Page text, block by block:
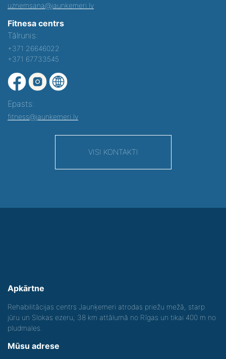
uznemsana@jaunkemeri.lv
Fitnesa centrs
Tālrunis:
+371 26646022
+371 67733545
Epasts:
fitness@jaunkemeri.lv
VISI KONTAKTI
Apkārtne
Rehabilitācijas centrs Jaunķemeri atrodas priežu mežā, starp
jūru un Slokas ezeru, 38 km attālumā no Rīgas un tikai 400 m no
pludmales.
Mūsu adrese